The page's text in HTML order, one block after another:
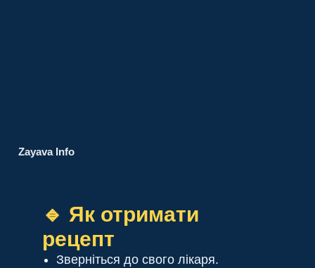
Zayava Info
🔹 Як отримати
рецепт
Зверніться до свого лікаря.